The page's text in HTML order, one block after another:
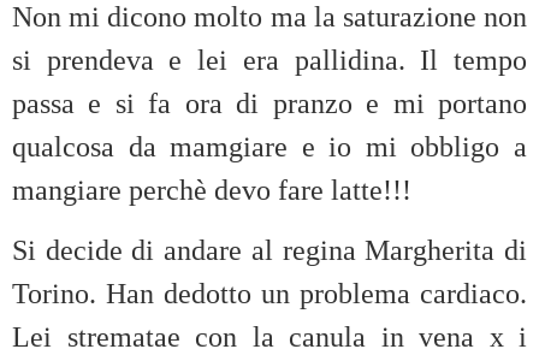
Non mi dicono molto ma la saturazione non
si prendeva e lei era pallidina. Il tempo
passa e si fa ora di pranzo e mi portano
qualcosa da mamgiare e io mi obbligo a
mangiare perchè devo fare latte!!!
Si decide di andare al regina Margherita di
Torino. Han dedotto un problema cardiaco.
Lei strematae con la canula in vena x i